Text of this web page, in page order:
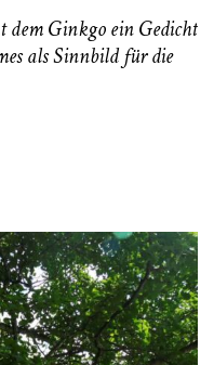
dem Ginkgo ein Gedicht
als Sinnbild für die